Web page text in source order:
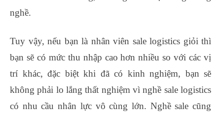
nghề.
Tuy vậy, nếu bạn là nhân viên sale logistics giỏi thì
bạn sẽ có mức thu nhập cao hơn nhiều so với các vị
trí khác, đặc biệt khi đã có kinh nghiệm, bạn sẽ
không phải lo lắng thất nghiệm vì nghề sale logistics
có nhu cầu nhân lực vô cùng lớn. Nghề sale cũng